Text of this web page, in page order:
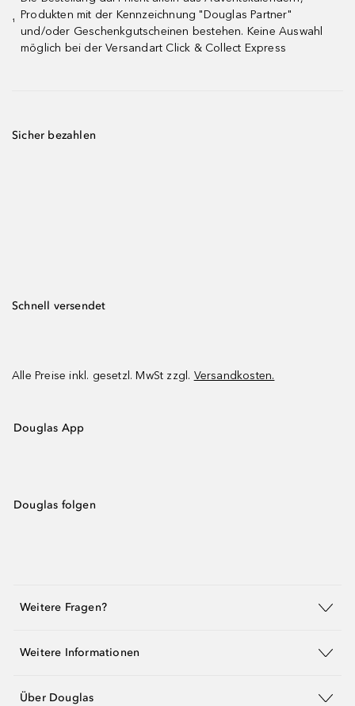
¹
Produkten mit der Kennzeichnung "Douglas Partner"
und/oder Geschenkgutscheinen bestehen. Keine Auswahl
möglich bei der Versandart Click & Collect Express
Sicher bezahlen
Schnell versendet
Alle Preise inkl. gesetzl. MwSt zzgl. Versandkosten.
Douglas App
Douglas folgen
Weitere Fragen?
Weitere Informationen
Über Douglas